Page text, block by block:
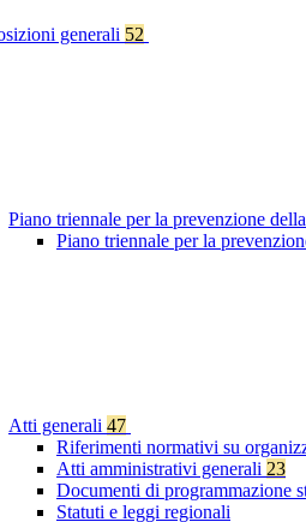
generali 52
Piano triennale per la prevenzione
Piano triennale per la
Atti generali 47
Riferimenti normativi su
Atti amministrativi generali 23
Documenti di programmazione
Statuti e leggi regionali